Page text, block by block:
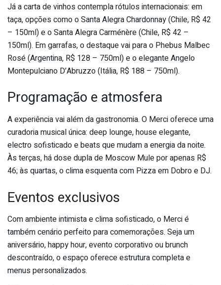
Já a carta de vinhos contempla rótulos internacionais: em
taça, opções como o Santa Alegra Chardonnay (Chile, R$ 42
– 150ml) e o Santa Alegra Carménère (Chile, R$ 42 –
150ml). Em garrafas, o destaque vai para o Phebus Malbec
Rosé (Argentina, R$ 128 – 750ml) e o elegante Angelo
Montepulciano D’Abruzzo (Itália, R$ 188 – 750ml).
Programação e atmosfera
A experiência vai além da gastronomia. O Merci oferece uma
curadoria musical única: deep lounge, house elegante,
electro sofisticado e beats que mudam a energia da noite.
Às terças, há dose dupla de Moscow Mule por apenas R$
46; às quartas, o clima esquenta com Pizza em Dobro e DJ.
Eventos exclusivos
Com ambiente intimista e clima sofisticado, o Merci é
também cenário perfeito para comemorações. Seja um
aniversário, happy hour, evento corporativo ou brunch
descontraído, o espaço oferece estrutura completa e
menus personalizados.